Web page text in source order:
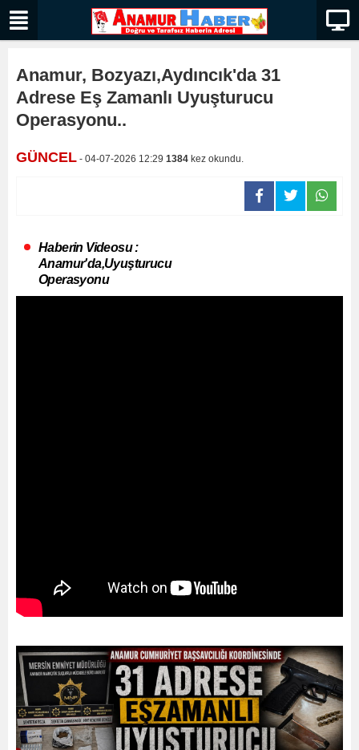
Anamur, Bozyazı,Aydıncık'da 31
Adrese Eş Zamanlı Uyuşturucu
Operasyonu..
GÜNCEL - 04-07-2026 12:29 1384 kez okundu.
Haberin Videosu :
Anamur'da,Uyuşturucu
Operasyonu